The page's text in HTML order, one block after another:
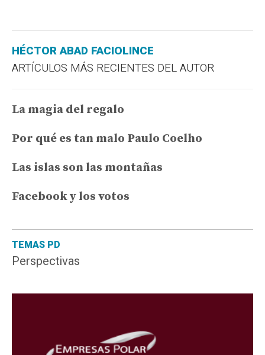
TEMAS PD
Perspectivas
HÉCTOR ABAD FACIOLINCE
ARTÍCULOS MÁS RECIENTES DEL AUTOR
La magia del regalo
Por qué es tan malo Paulo Coelho
Las islas son las montañas
Facebook y los votos